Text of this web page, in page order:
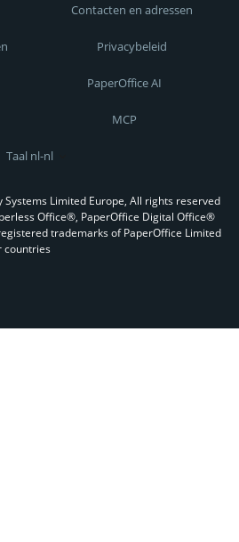
Contacten en adressen
Privacybeleid
PaperOffice AI
MCP
Taal nl-nl
Limited Europe, All rights reserved
Office®, PaperOffice Digital Office®
trademarks of PaperOffice Limited
countries